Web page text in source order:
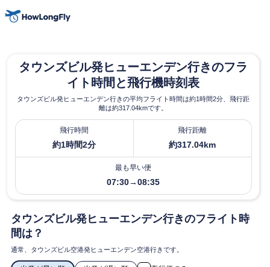
タウンズビル発ヒューエンデン行きのフラ
イト時間と飛行機時刻表
タウンズビル発ヒューエンデン行きの平均フライト時間は約1時間2分、飛行距
離は約317.04kmです。
飛行時間
約1時間2分
飛行距離
約317.04km
最も早い便
07:30→08:35
タウンズビル発ヒューエンデン行きのフライト時
間は？
通常、タウンズビル空港発ヒューエンデン空港行きです。